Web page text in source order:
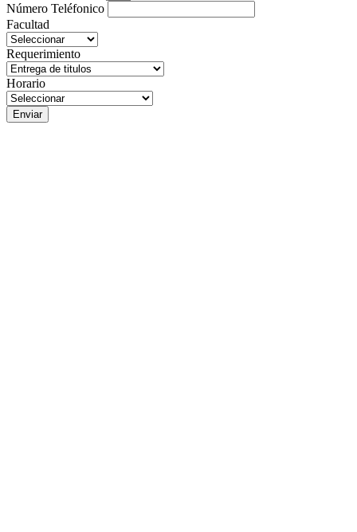
Número Teléfonico
Facultad
Requerimiento
Horario
Enviar